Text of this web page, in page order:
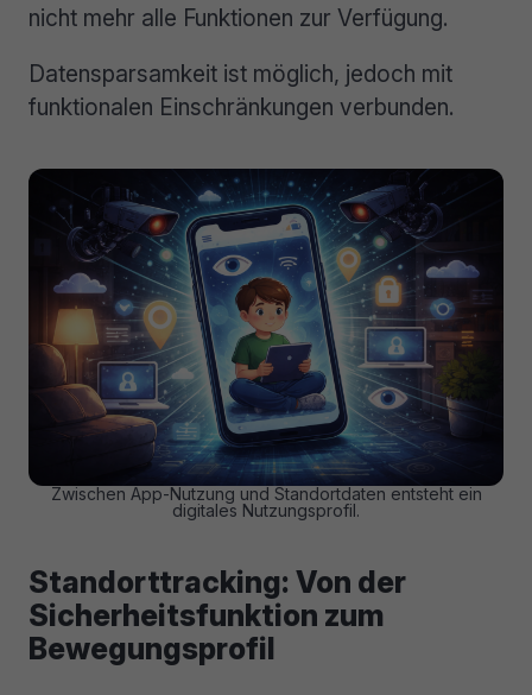
nicht mehr alle Funktionen zur Verfügung.
Datensparsamkeit ist möglich, jedoch mit
funktionalen Einschränkungen verbunden.
Zwischen App-Nutzung und Standortdaten entsteht ein
digitales Nutzungsprofil.
Standorttracking: Von der
Sicherheitsfunktion zum
Bewegungsprofil